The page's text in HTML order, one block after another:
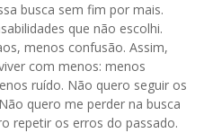
busca sem fim por mais.
que não escolhi.
menos confusão. Assim,
com menos: menos
ruído. Não quero seguir os
quero me perder na busca
repetir os erros do passado.